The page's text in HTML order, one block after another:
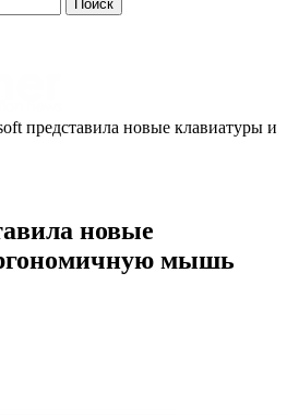
представила новые клавиатуры и
новые
мышь